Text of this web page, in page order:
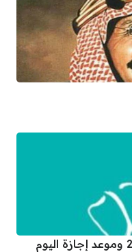
متى العيد الوطني السعودي 2023 وموعد إجازة اليوم